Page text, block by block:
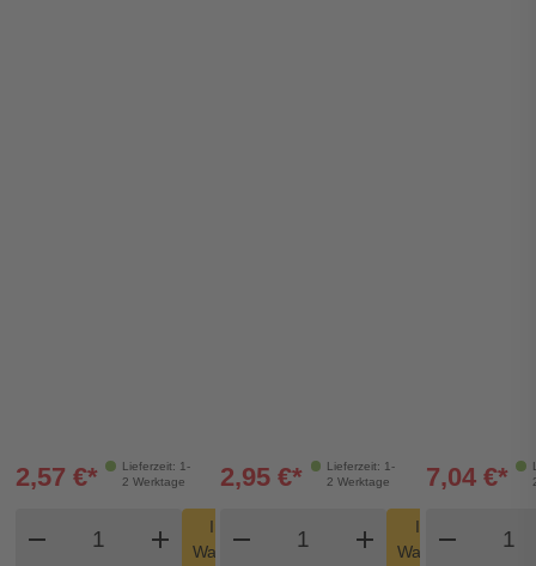
Lieferzeit: 1-
2 Werktage
2,57 €*
remove
Produkt Warenkorb Menge
add
In den
Warenkorb
shopping_cart
Lieferzeit: 1-
2 Werktage
2,95 €*
remove
Produkt Warenkorb
add
In den
Warenkorb
shopping_cart
7,04 €*
remove